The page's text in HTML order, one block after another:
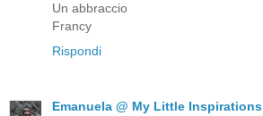
Un abbraccio
Francy
Rispondi
Emanuela @ My Little Inspirations